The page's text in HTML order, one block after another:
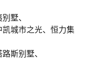
墅、
城市之光、恒力集
斯别墅、